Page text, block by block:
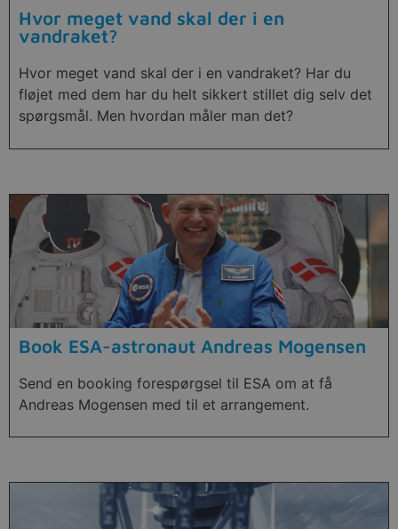
Hvor meget vand skal der i en
vandraket?
Hvor meget vand skal der i en vandraket? Har du
fløjet med dem har du helt sikkert stillet dig selv det
spørgsmål. Men hvordan måler man det?
Book ESA-astronaut Andreas Mogensen
Send en booking forespørgsel til ESA om at få
Andreas Mogensen med til et arrangement.